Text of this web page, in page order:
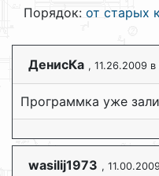
Порядок: от старых
ДенисКа , 11.26.2009
Программка уже
wasilij1973 ,